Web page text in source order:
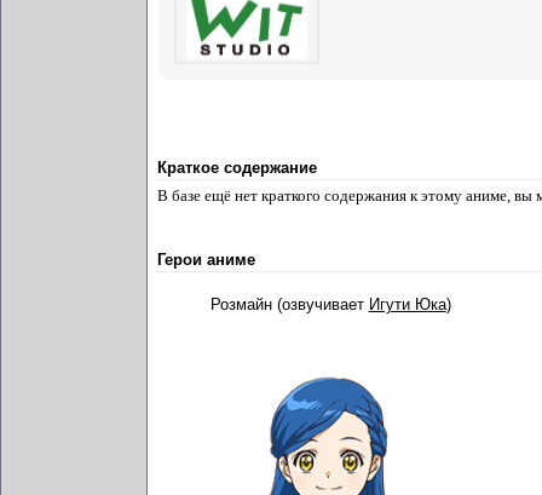
Краткое содержание
В базе ещё нет краткого содержания к этому аниме, вы
Герои аниме
Розмайн (озвучивает Игути Юка)